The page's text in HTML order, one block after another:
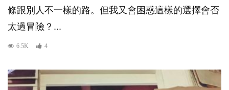
條跟別人不一樣的路。但我又會困惑這樣的選擇會否
太過冒險？...
6.5K 4